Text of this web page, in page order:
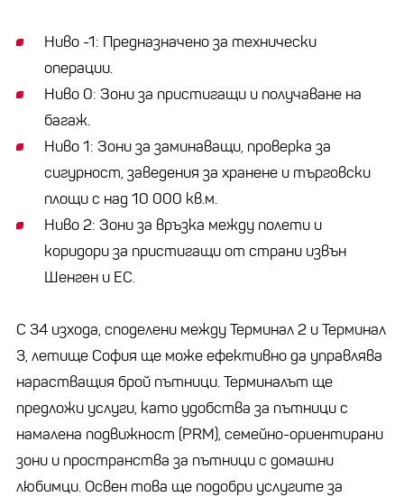
Ниво -1: Предназначено за технически
операции.
Ниво 0: Зони за пристигащи и получаване на
багаж.
Ниво 1: Зони за заминаващи, проверка за
сигурност, заведения за хранене и търговски
площи с над 10 000 кв.м.
Ниво 2: Зони за връзка между полети и
коридори за пристигащи от страни извън
Шенген и ЕС.
С 34 изхода, споделени между Терминал 2 и Терминал
3, летище София ще може ефективно да управлява
нарастващия брой пътници. Терминалът ще
предложи услуги, като удобства за пътници с
намалена подвижност (PRM), семейно-ориентирани
зони и пространства за пътници с домашни
любимци. Освен това ще подобри услугите за